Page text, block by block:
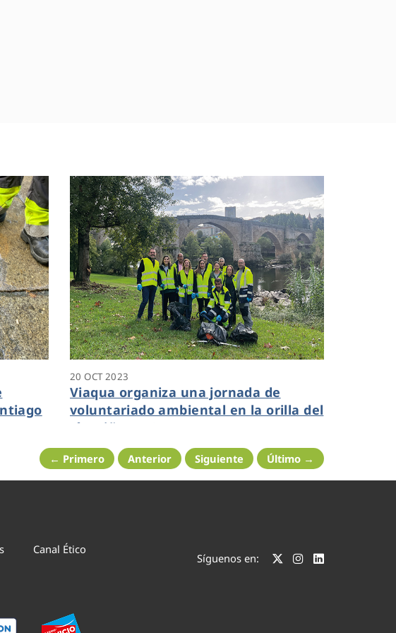
20 OCT 2023
Viaqua organiza una jornada de
voluntariado ambiental en la orilla del
río Miño en Ourense
← Primero Anterior Siguiente Último →
Canal Ético
Síguenos en: